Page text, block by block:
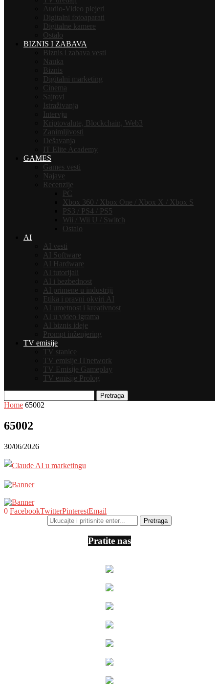
Audio-Video plejeri
Digitalni fotoaparati
Digitalne kamere
Ostalo
BIZNIS I ZABAVA
Biznis i zabava vesti
Nauka
Biznis
Digitalni marketing
Cinema
Sajtovi
Istraživanja
Intervju
Kriptovalute, Blockchain, Web3
Zanimljivosti
Dešavanja
IT Elite Academy
GAMES
Games vesti
Najave
Recenzije
PC
Xbox 360 / Xbox One / Xbox X / Xbox S
PS3 / PS4 / PS5
Wii / Wii U / Switch
Ostalo
AI
AI vesti
AI Software
AI Hardware
AI tutorijali
AI i bezbednost
AI primene u industriji
Etika i pravni okviri AI
AI umetnost i kreativnost
AI u video igrama
AI biznis ideje
Prompt inženjering
TV emisije
TV stanice
TV emisije ITnetwork
TV Emisije Gameplay
TV emisije Prolog
Pretraga
Home 65002
65002
30/06/2026
0 FacebookTwitterPinterestEmail
Pratite nas